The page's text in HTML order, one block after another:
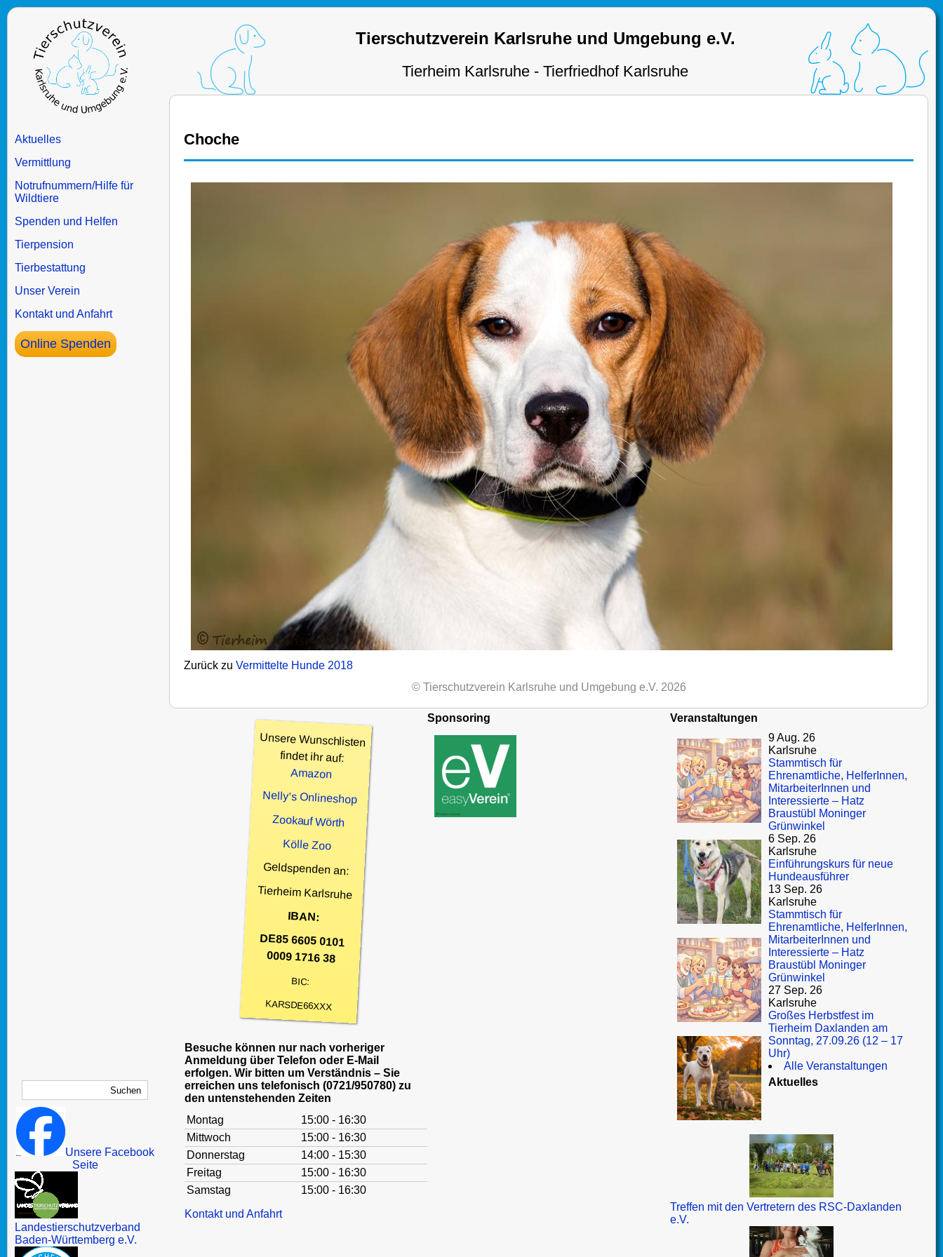
Tierschutzverein Karlsruhe und Umgebung e.V.
Tierheim Karlsruhe - Tierfriedhof Karlsruhe
Aktuelles
Vermittlung
Notrufnummern/Hilfe für
Wildtiere
Spenden und Helfen
Tierpension
Tierbestattung
Unser Verein
Kontakt und Anfahrt
Online Spenden
Unsere Facebook
Seite
Landestierschutzverband
Baden-Württemberg e.V.
Choche
Zurück zu Vermittelte Hunde 2018
© Tierschutzverein Karlsruhe und Umgebung e.V. 2026
Unsere Wunschlisten
findet ihr auf:
Amazon
Nelly’s Onlineshop
Zookauf Wörth
Kölle Zoo
Geldspenden an:
Tierheim Karlsruhe
IBAN:
DE85 6605 0101
0009 1716 38
BIC:
KARSDE66XXX
Besuche können nur nach vorheriger
Anmeldung über Telefon oder E-Mail
erfolgen. Wir bitten um Verständnis – Sie
erreichen uns telefonisch (0721/950780) zu
den untenstehenden Zeiten
Montag
15:00 - 16:30
Mittwoch
15:00 - 16:30
Donnerstag
14:00 - 15:30
Freitag
15:00 - 16:30
Samstag
15:00 - 16:30
Kontakt und Anfahrt
Sponsoring
Veranstaltungen
9 Aug. 26
Karlsruhe
Stammtisch für
Ehrenamtliche, HelferInnen,
MitarbeiterInnen und
Interessierte – Hatz
Braustübl Moninger
Grünwinkel
6 Sep. 26
Karlsruhe
Einführungskurs für neue
Hundeausführer
13 Sep. 26
Karlsruhe
Stammtisch für
Ehrenamtliche, HelferInnen,
MitarbeiterInnen und
Interessierte – Hatz
Braustübl Moninger
Grünwinkel
27 Sep. 26
Karlsruhe
Großes Herbstfest im
Tierheim Daxlanden am
Sonntag, 27.09.26 (12 – 17
Uhr)
Alle Veranstaltungen
Aktuelles
Treffen mit den Vertretern des RSC-Daxlanden
e.V.